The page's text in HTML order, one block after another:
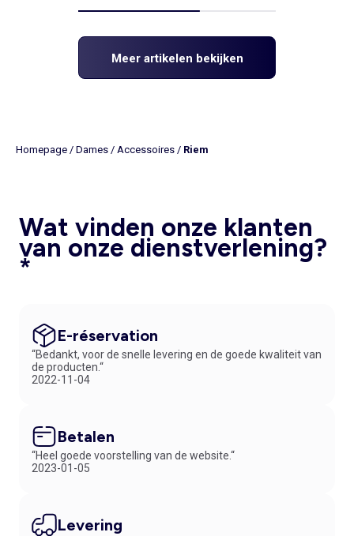
Meer artikelen bekijken
Homepage / Dames / Accessoires / Riem
Wat vinden onze klanten
van onze dienstverlening?
*
E-réservation
“Bedankt, voor de snelle levering en de goede kwaliteit van
de producten.“
2022-11-04
Betalen
“Heel goede voorstelling van de website.“
2023-01-05
Levering